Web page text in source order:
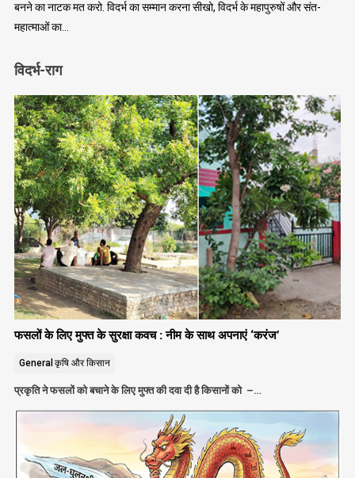
बनने का नाटक मत करो. विदर्भ का सम्मान करना सीखो, विदर्भ के महापुरुषों और संत-
महात्माओं का…
विदर्भ-राग
फसलों के लिए मुफ्त के सुरक्षा कवच : नीम के साथ अपनाएं ‘करंज’
General कृषि और किसान
प्रकृति ने फसलों को बचाने के लिए मुफ्त की दवा दी है किसानों को –…